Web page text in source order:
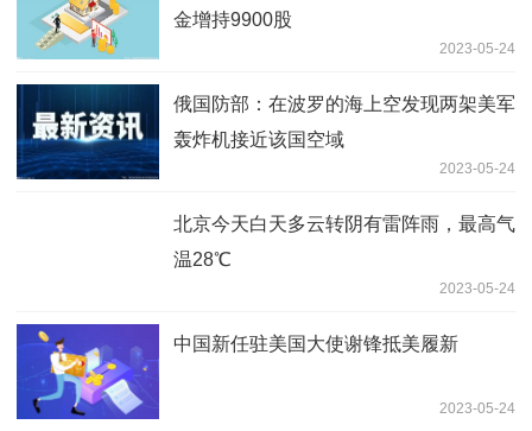
金增持9900股
2023-05-24
俄国防部：在波罗的海上空发现两架美军
轰炸机接近该国空域
2023-05-24
北京今天白天多云转阴有雷阵雨，最高气
温28℃
2023-05-24
中国新任驻美国大使谢锋抵美履新
2023-05-24